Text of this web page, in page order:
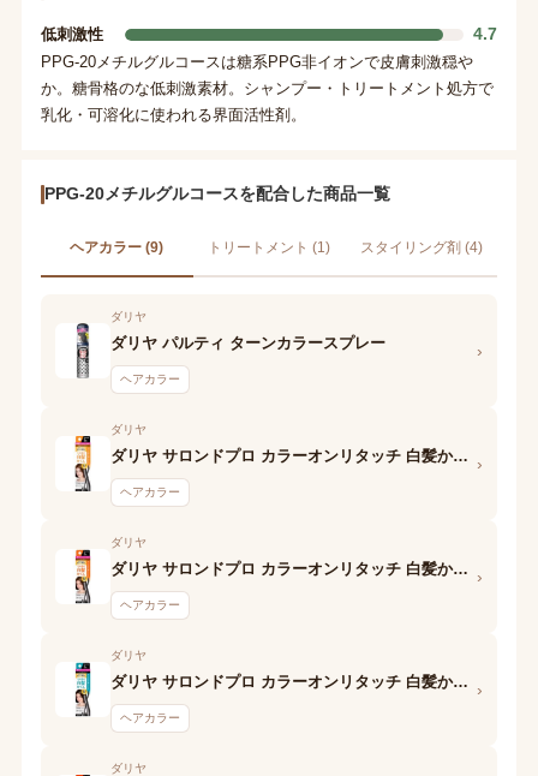
低刺激性 4.7
PPG-20メチルグルコースは糖系PPG非イオンで皮膚刺激穏や
か。糖骨格のな低刺激素材。シャンプー・トリートメント処方で
乳化・可溶化に使われる界面活性剤。
PPG-20メチルグルコースを配合した商品一覧
ヘアカラー (9) トリートメント (1) スタイリング剤 (4)
ダリヤ
ダリヤ パルティ ターンカラースプレー
ヘアカラー
›
ダリヤ
ダリヤ サロンドプロ カラーオンリタッチ 白髪かくしEX 明るいライトブラウン
ヘアカラー
›
ダリヤ
ダリヤ サロンドプロ カラーオンリタッチ 白髪かくしEX ライトブラウン
ヘアカラー
›
ダリヤ
ダリヤ サロンドプロ カラーオンリタッチ 白髪かくしEX ナチュラルブラック
ヘアカラー
›
ダリヤ